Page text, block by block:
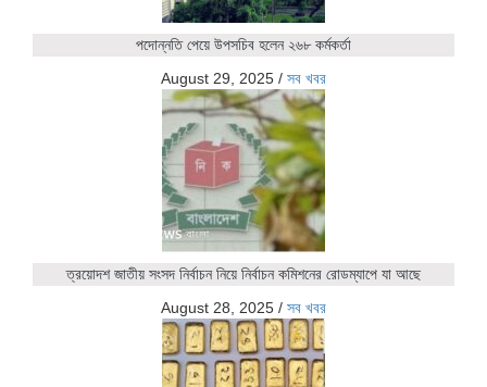
পদোন্নতি পেয়ে উপসচিব হলেন ২৬৮ কর্মকর্তা
August 29, 2025 / সব খবর
ত্রয়োদশ জাতীয় সংসদ নির্বাচন নিয়ে নির্বাচন কমিশনের রোডম্যাপে যা আছে
August 28, 2025 / সব খবর